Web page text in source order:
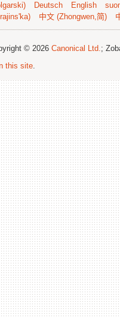
Deutsch English
中文 (Zhongwen,简)
© 2026 Canonical Ltd.;
this site.